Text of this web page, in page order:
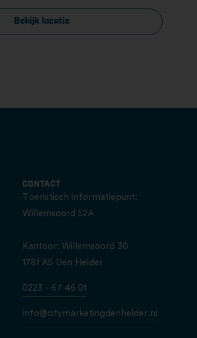
Bekijk locatie
CONTACT
Toeristisch informatiepunt:
Willemsoord 52A
Kantoor: Willemsoord 30
1781 AS Den Helder
0223 - 67 46 01
info@citymarketingdenhelder.nl